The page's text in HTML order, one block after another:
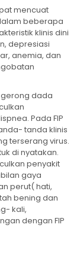
mencuat
beberapa
klinis dini
depresiasi
anemia, dan
gerong dada
Pada FIP
tanda klinis
terserang virus.
di nyatakan.
penyakit
gaya
perut( hati,
bening dan
kali,
dengan FIP